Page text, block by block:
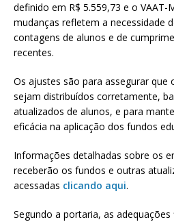
definido em R$ 5.559,73 e o VAAT-
mudanças refletem a necessidade
contagens de alunos e de
recentes.
Os ajustes são para assegurar que
sejam distribuídos corretamente,
atualizados de alunos, e para
eficácia na aplicação dos fundos
Informações detalhadas sobre os
receberão os fundos e outras
acessadas clicando aqui.
Segundo a portaria, as